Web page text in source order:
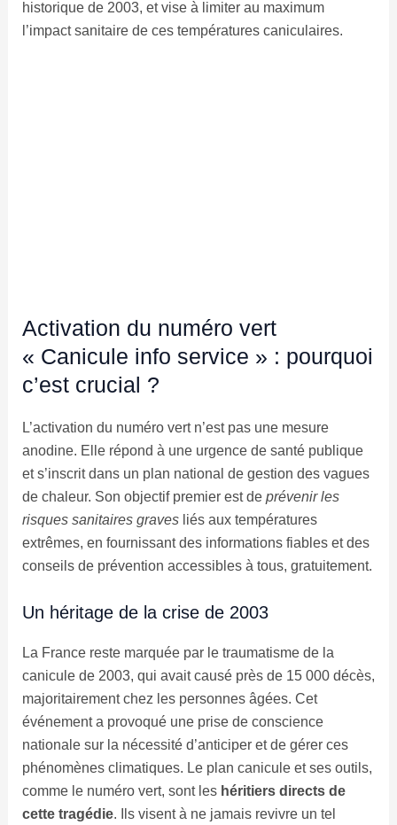
historique de 2003, et vise à limiter au maximum
l’impact sanitaire de ces températures caniculaires.
Activation du numéro vert
« Canicule info service » : pourquoi
c’est crucial ?
L’activation du numéro vert n’est pas une mesure
anodine. Elle répond à une urgence de santé publique
et s’inscrit dans un plan national de gestion des vagues
de chaleur. Son objectif premier est de prévenir les
risques sanitaires gravesliés aux températures
extrêmes, en fournissant des informations fiables et des
conseils de prévention accessibles à tous, gratuitement.
Un héritage de la crise de 2003
La France reste marquée par le traumatisme de la
canicule de 2003, qui avait causé près de 15 000 décès,
majoritairement chez les personnes âgées. Cet
événement a provoqué une prise de conscience
nationale sur la nécessité d’anticiper et de gérer ces
phénomènes climatiques. Le plan canicule et ses outils,
comme le numéro vert, sont les héritiers directs de
cette tragédie. Ils visent à ne jamais revivre un tel